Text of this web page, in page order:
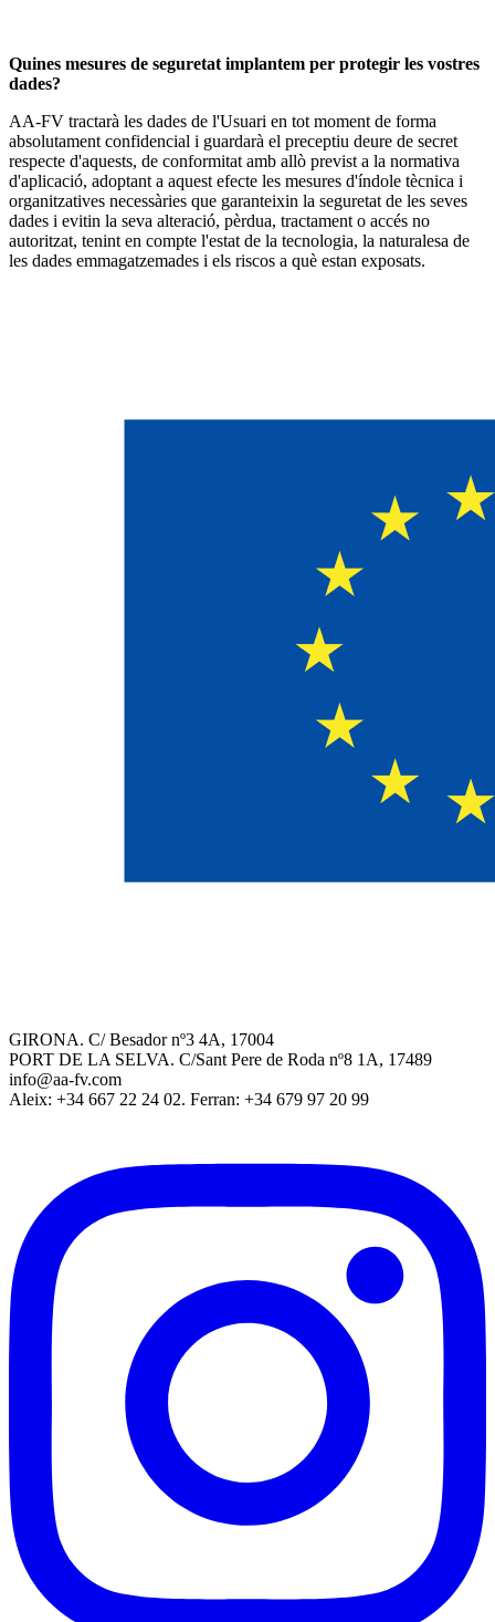
Quines mesures de seguretat implantem per protegir les vostres
dades?
AA-FV tractarà les dades de l'Usuari en tot moment de forma
absolutament confidencial i guardarà el preceptiu deure de secret
respecte d'aquests, de conformitat amb allò previst a la normativa
d'aplicació, adoptant a aquest efecte les mesures d'índole tècnica i
organitzatives necessàries que garanteixin la seguretat de les seves
dades i evitin la seva alteració, pèrdua, tractament o accés no
autoritzat, tenint en compte l'estat de la tecnologia, la naturalesa de
les dades emmagatzemades i els riscos a què estan exposats.
GIRONA. C/ Besador nº3 4A, 17004
PORT DE LA SELVA. C/Sant Pere de Roda nº8 1A, 17489
info@aa-fv.com
Aleix: +34 667 22 24 02. Ferran: +34 679 97 20 99